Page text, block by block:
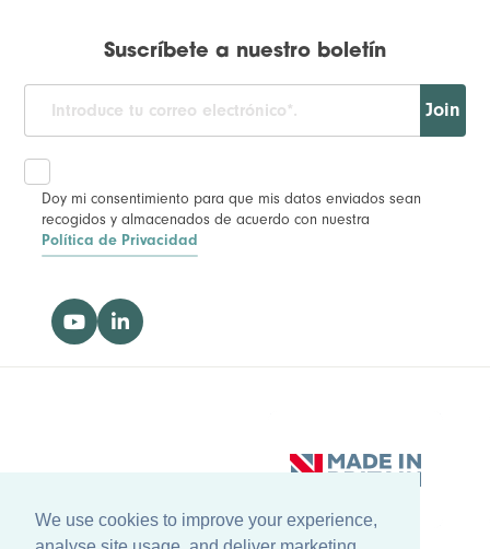
We use cookies to improve your experience,
Suscríbete a nuestro boletín
Join
Doy mi consentimiento para que mis datos enviados sean
recogidos y almacenados de acuerdo con nuestra
Política de Privacidad